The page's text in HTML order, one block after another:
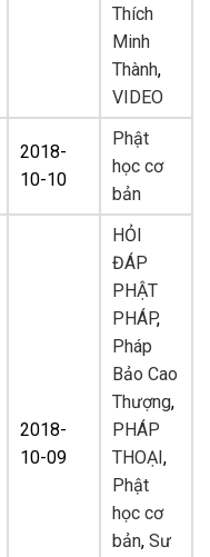
Thích
Minh
Thành,
VIDEO
2018-
10-10
Phật
học cơ
bản
2018-
10-09
HỎI
ĐÁP
PHẬT
PHÁP,
Pháp
Bảo Cao
Thượng,
PHÁP
THOẠI,
Phật
học cơ
bản, Sư